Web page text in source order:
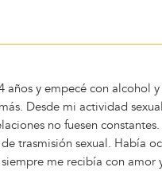
años y empecé con alcohol
Desde mi actividad
no fuesen constantes.
trasmisión sexual. Había
me recibía con amor